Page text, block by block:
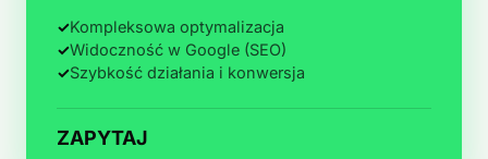
✓Kompleksowa optymalizacja
✓Widoczność w Google (SEO)
✓Szybkość działania i konwersja
ZAPYTAJ